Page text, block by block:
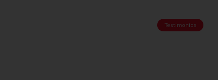
Testimonios